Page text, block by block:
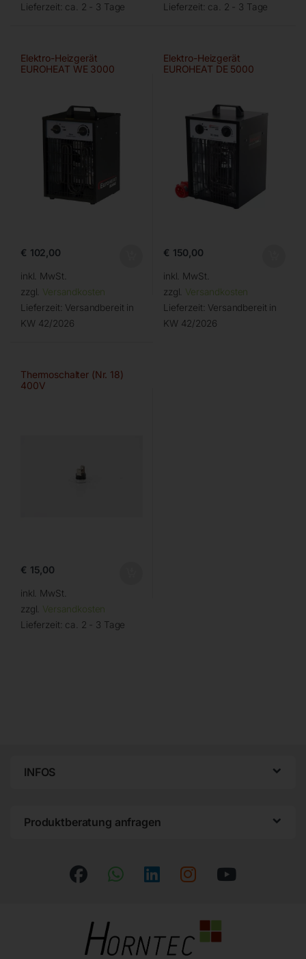
Lieferzeit: ca. 2 - 3 Tage
Lieferzeit: ca. 2 - 3 Tage
Elektro-Heizgerät
EUROHEAT WE 3000
€ 102,00
inkl. MwSt.
zzgl. Versandkosten
Lieferzeit: Versandbereit in
KW 42/2026
Elektro-Heizgerät
EUROHEAT DE 5000
€ 150,00
inkl. MwSt.
zzgl. Versandkosten
Lieferzeit: Versandbereit in
KW 42/2026
Thermoschalter (Nr. 18)
400V
€ 15,00
inkl. MwSt.
zzgl. Versandkosten
Lieferzeit: ca. 2 - 3 Tage
INFOS
Produktberatung anfragen